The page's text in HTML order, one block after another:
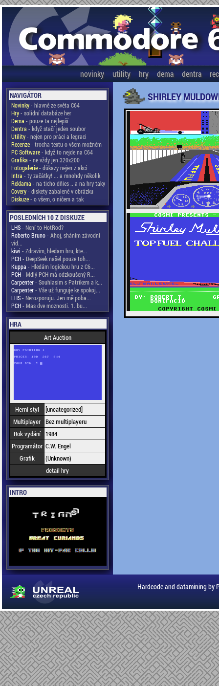
novinky utility hry dema dentra
NAVIGÁTOR
Novinky- hlavně ze světa C64
Hry- solidní databáze her
Dema - pouze ta nejlepší
Dentra - když stačí jeden soubor
Utility- nejen pro práci a legraci
Recenze- trocha textu o všem možném
PC Software- když to nejde na C64
Grafika - ne vždy jen 320x200
Fotogalerie- důkazy nejen z akcí
Intra - ty začátky! ... a mnohdy několik
Reklama - na ticho dňies .. a na hry taky
Covery- diskety zabalené v obrázku
Diskuze- o všem, o ničem a tak
POSLEDNÍCH 10 Z DISKUZE
LHS- Není to HotRod?
Roberto Bruno- Ahoj, sháním závodní
vid...
kiwi - Zdravim, hledam hru, kte...
PCH- DeepSeek našel pouze toh...
Kuppa - Hledám logickou hru z C6...
PCH- Mdlý PCH má odzkoušený R...
Carpenter- Souhlasím s Patrikem a k...
Carpenter- Vše už funguje ke spokoj...
LHS- Nerozporuju. Jen mě poba...
PCH- Mas dve moznosti. 1. bu...
HRA
Art Auction
Herní styl
[uncategorized]
Multiplayer Bez multiplayeru
Rok vydání
1984
Programátor C.W. Engel
Grafik
(Unknown)
detail hry
INTRO
SHIRLEY
Hardcode and datamining by